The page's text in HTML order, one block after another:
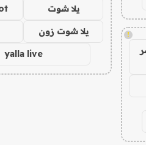
!
يلا شوت
يلا شوت زون
yalla live